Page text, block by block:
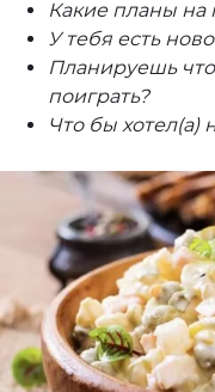
Какие планы на
У тебя есть
Планируешь
поиграть?
Что бы хотел(а)